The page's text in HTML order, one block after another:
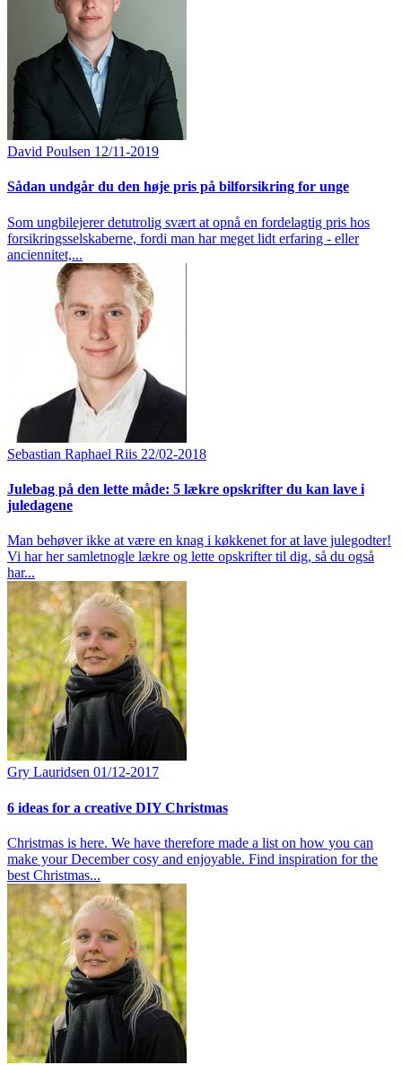
David Poulsen 12/11-2019
Sådan undgår du den høje pris på bilforsikring for unge
Som ungbilejerer detutrolig svært at opnå en fordelagtig pris hos
forsikringsselskaberne, fordi man har meget lidt erfaring - eller
anciennitet,...
Sebastian Raphael Riis 22/02-2018
Julebag på den lette måde: 5 lækre opskrifter du kan lave i
juledagene
Man behøver ikke at være en knag i køkkenet for at lave julegodter!
Vi har her samletnogle lækre og lette opskrifter til dig, så du også
har...
Gry Lauridsen 01/12-2017
6 ideas for a creative DIY Christmas
Christmas is here. We have therefore made a list on how you can
make your December cosy and enjoyable. Find inspiration for the
best Christmas...